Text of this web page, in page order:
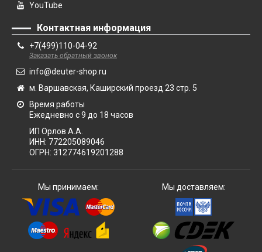
YouTube
Контактная информация
+7(499)110-04-92
Заказать обратный звонок
info@deuter-shop.ru
м. Варшавская, Каширский проезд 23 стр. 5
Время работы
Ежедневно с 9 до 18 часов
ИП Орлов А.А.
ИНН: 772205089046
ОГРН: 312774619201288
Мы принимаем: Мы доставляем: